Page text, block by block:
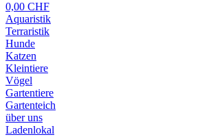
0,00 CHF
Aquaristik
Terraristik
Hunde
Katzen
Kleintiere
Vögel
Gartentiere
Gartenteich
über uns
Ladenlokal